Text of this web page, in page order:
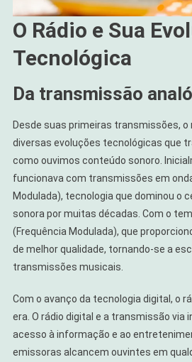
O Rádio e Sua
Tecnológica
Da transmissão
Desde suas primeiras transmissões,
diversas evoluções tecnológicas que
como ouvimos conteúdo sonoro.
funcionava com transmissões em
Modulada), tecnologia que dominou o
sonora por muitas décadas. Com o
(Frequência Modulada), que
de melhor qualidade, tornando-se a
transmissões musicais.
Com o avanço da tecnologia digital, o
era. O rádio digital e a transmissão via
acesso à informação e ao
emissoras alcancem ouvintes em